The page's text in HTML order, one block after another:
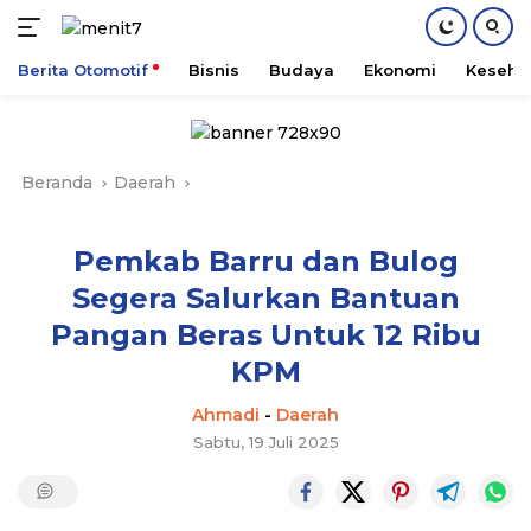
Berita Otomotif Bisnis Budaya Ekonomi
Beranda Daerah
Pemkab Barru dan Bulog
Segera Salurkan Bantuan
Pangan Beras Untuk 12 Ribu
KPM
Ahmadi - Daerah
Sabtu, 19 Juli 2025